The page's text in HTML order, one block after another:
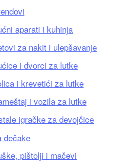
aparati i kuhinja
za nakit i ulepšavanje
i dvorci za lutke
i krevetići za lutke
i vozila za lutke
igračke za devojčice
dečake
pištolji i mačevi